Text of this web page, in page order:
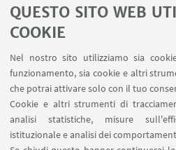
QUESTO SITO WEB
COOKIE
Nel nostro sito utilizziamo sia
funzionamento, sia cookie e altri
che potrai attivare solo con il tuo
Cookie e altri strumenti di
analisi statistiche, misure
istituzionale e analisi dei
nel secondo Trecento
Poligrafo, 2018; L’Illustratore
manoscritti universitari
Bologna, Bononia University
IN EVIDENZA